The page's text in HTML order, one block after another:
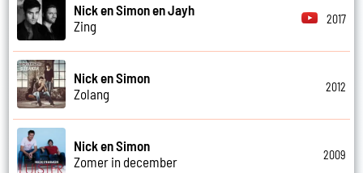
Nick en Simon en Jayh
Zing
2017
Nick en Simon
Zolang
2012
Nick en Simon
Zomer in december
2009